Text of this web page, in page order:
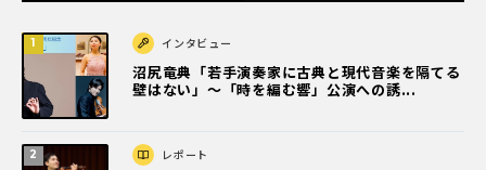
インタビュー
沼尻竜典「若手演奏家に古典と現代音楽を隔てる
壁はない」～「時を編む響」公演への誘...
レポート